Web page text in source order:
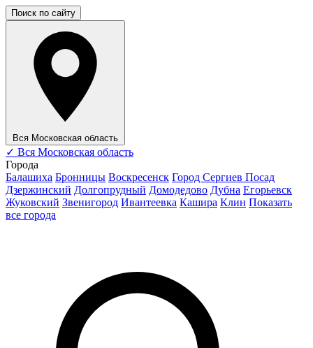
Поиск по сайту
Вся Московская область
✓ Вся Московская область
Города
Балашиха Бронницы Воскресенск Город Сергиев Посад
Дзержинский Долгопрудный Домодедово Дубна Егорьевск
Жуковский Звенигород Ивантеевка Кашира Клин Показать
все города